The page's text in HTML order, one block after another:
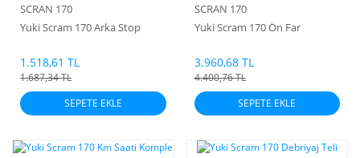
SCRAN 170
Yuki Scram 170 Arka Stop
1.518,61 TL
1.687,34 TL
SEPETE EKLE
SCRAN 170
Yuki Scram 170 Ön Far
3.960,68 TL
4.400,76 TL
SEPETE EKLE